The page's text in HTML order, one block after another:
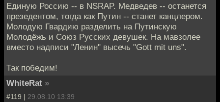
Единую Россию -- в NSRAP. Медведев -- останется
презедентом, тогда как Путин -- станет канцлером.
Молодую Гвардию разделить на Путинскую
Молодёжь и Союз Русских девушек. На мавзолее
вместо надписи "Ленин" высечь "Gott mit uns".
Так победим!
WhiteRat »
#119 | 29.08.10 13:39